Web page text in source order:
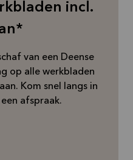
incl.
van een Deense
op alle werkbladen
Kom snel langs in
afspraak.